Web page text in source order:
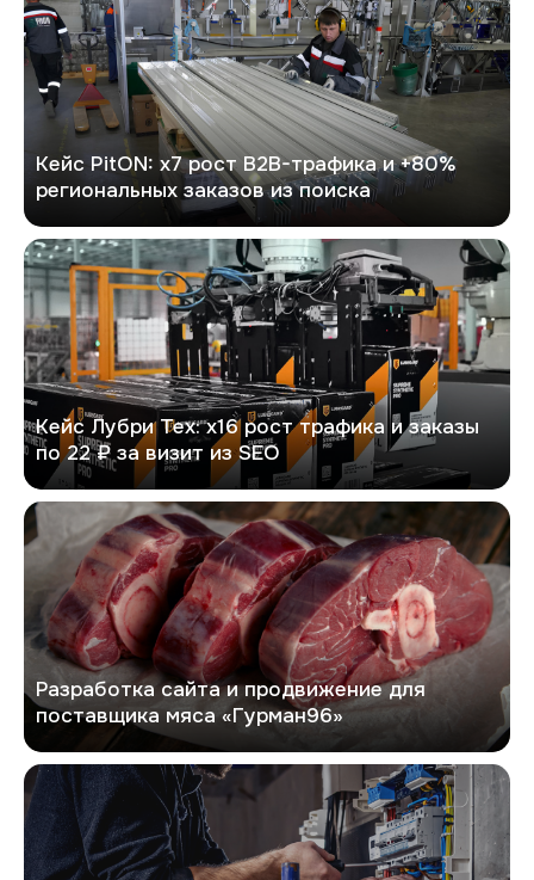
Кейс PitON: х7 рост B2B-трафика и +80%
региональных заказов из поиска
Лубри Тех
Кейс Лубри Тех: х16 рост трафика и заказы
по 22 ₽ за визит из SEO
Гурман96
Разработка сайта и продвижение для
поставщика мяса «Гурман96»
Евроток